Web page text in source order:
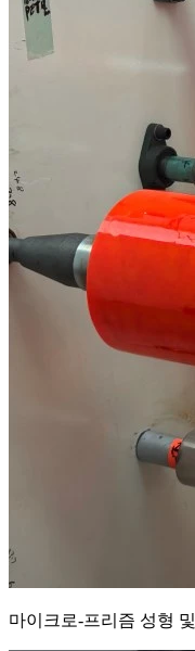
마이크로-프리즘 성형